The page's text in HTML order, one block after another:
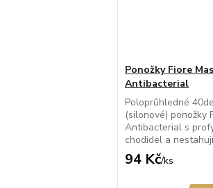
Ponožky Fiore
Antibacterial
Poloprůhledné
(silonové) ponožky
Antibacterial s
chodidel a
94 Kč/ks